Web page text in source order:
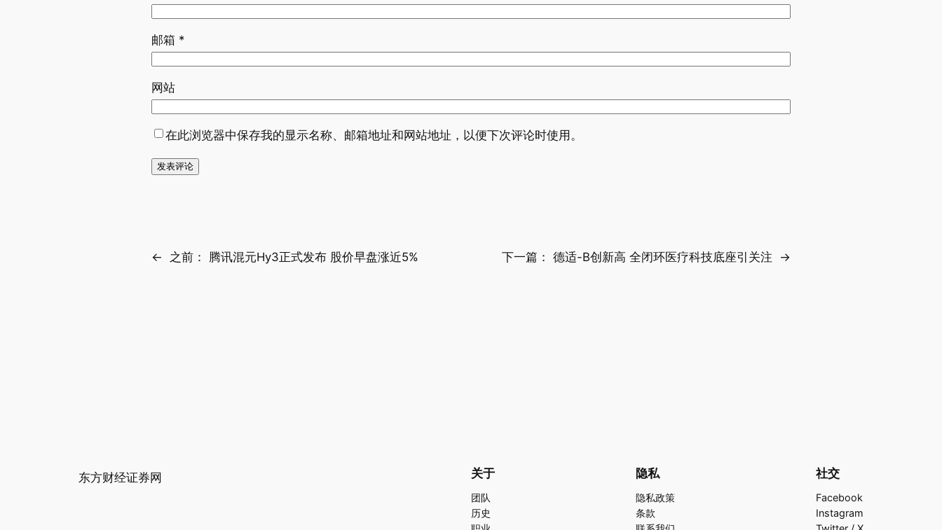
邮箱 *
网站
在此浏览器中保存我的显示名称、邮箱地址和网站地址，以便下次评论时使用。
← 之前： 腾讯混元Hy3正式发布 股价早盘涨近5% 下一篇： 德适-B创新高 全闭环医疗科技底座引关注 →
东方财经证券网 关于
团队
历史
隐私
隐私政策
条款
社交
Facebook
Instagram